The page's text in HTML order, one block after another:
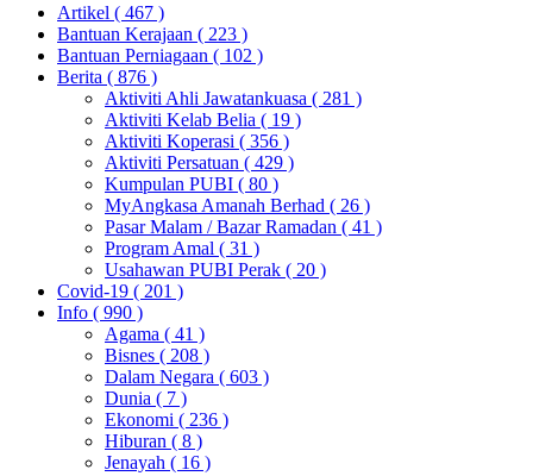
Artikel ( 467 )
Bantuan Kerajaan ( 223 )
Bantuan Perniagaan ( 102 )
Berita ( 876 )
Aktiviti Ahli Jawatankuasa ( 281 )
Aktiviti Kelab Belia ( 19 )
Aktiviti Koperasi ( 356 )
Aktiviti Persatuan ( 429 )
Kumpulan PUBI ( 80 )
MyAngkasa Amanah Berhad ( 26 )
Pasar Malam / Bazar Ramadan ( 41 )
Program Amal ( 31 )
Usahawan PUBI Perak ( 20 )
Covid-19 ( 201 )
Info ( 990 )
Agama ( 41 )
Bisnes ( 208 )
Dalam Negara ( 603 )
Dunia ( 7 )
Ekonomi ( 236 )
Hiburan ( 8 )
Jenayah ( 16 )